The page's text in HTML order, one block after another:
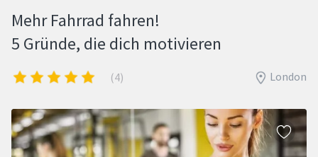
Mehr Fahrrad fahren!
5 Gründe, die dich motivieren
(4) London